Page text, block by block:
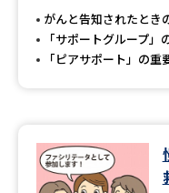
がんと告知されたとき
「サポートグループ」
「ピアサポート」の重